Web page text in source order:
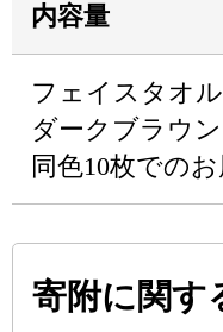
内容量
フェイスタオ
ダークブラウ
同色10枚での
寄附に関す